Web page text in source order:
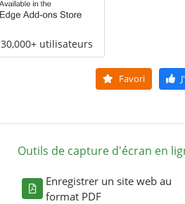
30,000+ utilisateurs
Favori
Outils de capture d'écran en
Enregistrer un site web au
format PDF